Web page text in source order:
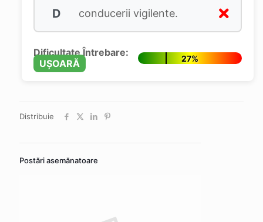
D conducerii vigilente.
Dificultate Întrebare:
UȘOARĂ
27%
Distribuie
Postări asemănatoare